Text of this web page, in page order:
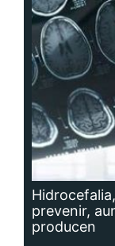
prevenir,
producen